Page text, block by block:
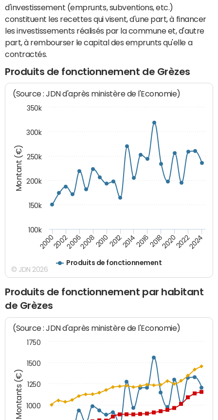
d'investissement (emprunts, subventions, etc.)
constituent les recettes qui visent, d'une part, à financer
les investissements réalisés par la commune et, d'autre
part, à rembourser le capital des emprunts qu'elle a
contractés.
Produits de fonctionnement de Grèzes
Montant (€)
(Source : JDN d'après ministère de l'Economie)
Produits de fonctionnement
200020022006200820102012201420162018202020222024
100k
150k
200k
250k
300k
350k
© JDN 2026
Produits de fonctionnement par habitant
de Grèzes
Montants (€)
(Source : JDN d'après ministère de l'Economie)
1000
1250
1500
1750